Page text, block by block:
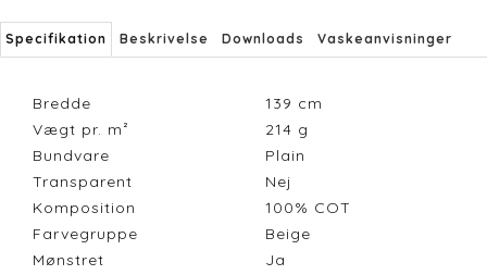
Specifikation Beskrivelse Downloads Vaskeanvisninger
Bredde 139 cm
Vægt pr. m²
214 g
Bundvare
Plain
Transparent
Nej
Komposition
100% COT
Farvegruppe
Beige
Mønstret
Ja